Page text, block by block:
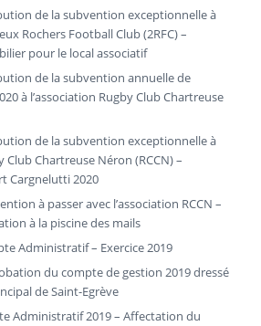
de la subvention exceptionnelle à
Rochers Football Club (2RFC) –
pour le local associatif
de la subvention annuelle de
à l’association Rugby Club Chartreuse
de la subvention exceptionnelle à
Club Chartreuse Néron (RCCN) –
Cargnelutti 2020
à passer avec l’association RCCN –
à la piscine des mails
Administratif – Exercice 2019
du compte de gestion 2019 dressé
de Saint-Egrève
Administratif 2019 – Affectation du